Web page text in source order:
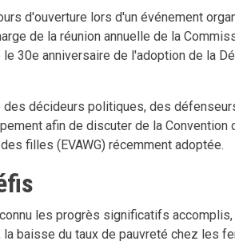
d'ouverture lors d'un événement
de la réunion annuelle de la
30e anniversaire de l'adoption de la
des décideurs politiques, des
afin de discuter de la Convention
filles (EVAWG) récemment adoptée.
les progrès significatifs
baisse du taux de pauvreté chez les